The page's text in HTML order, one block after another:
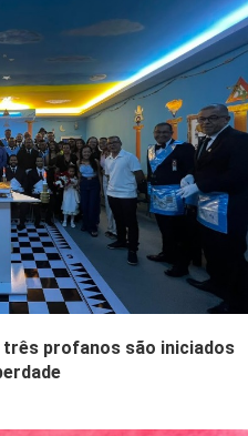
três profanos são iniciados